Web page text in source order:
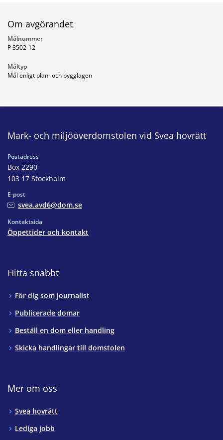
Om avgörandet
Målnummer
P 3502-12
Måltyp
Mål enligt plan- och bygglagen
Mark- och miljööverdomstolen vid Svea hovrätt
Postadress
Box 2290
103 17 Stockholm
E-post
svea.avd6@dom.se
Kontaktsida
Öppettider och kontakt
Hitta snabbt
För dig som journalist
Publicerade domar
Beställ en dom eller handling
Skicka handlingar till domstolen
Mer om oss
Svea hovrätt
Lediga jobb